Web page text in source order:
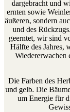
dargebracht und
ernten sowie
äußeren, sondern
und des
geerntet, wir sind
Hälfte des Jahres,
Wiedererwachen
Die Farben des
und gelb. Die
um Energie für